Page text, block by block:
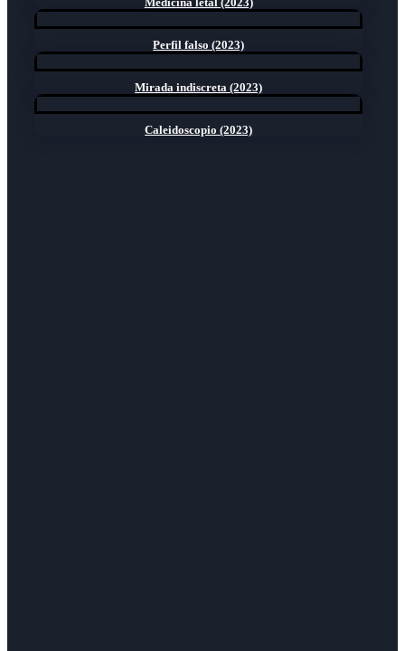
Perfil falso (2023)
Mirada indiscreta (2023)
Caleidoscopio (2023)